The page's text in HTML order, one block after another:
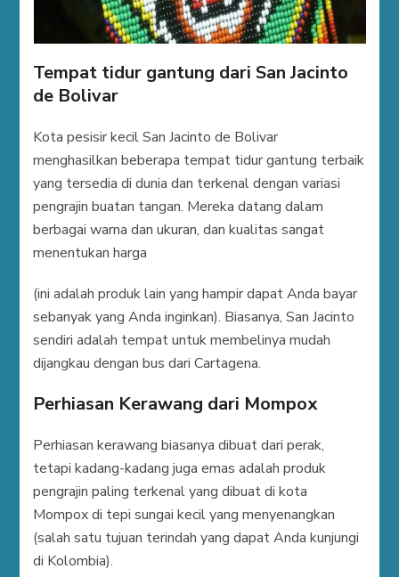
Tempat tidur gantung dari San Jacinto
de Bolivar
Kota pesisir kecil San Jacinto de Bolivar
menghasilkan beberapa tempat tidur gantung terbaik
yang tersedia di dunia dan terkenal dengan variasi
pengrajin buatan tangan. Mereka datang dalam
berbagai warna dan ukuran, dan kualitas sangat
menentukan harga
(ini adalah produk lain yang hampir dapat Anda bayar
sebanyak yang Anda inginkan). Biasanya, San Jacinto
sendiri adalah tempat untuk membelinya mudah
dijangkau dengan bus dari Cartagena.
Perhiasan Kerawang dari Mompox
Perhiasan kerawang biasanya dibuat dari perak,
tetapi kadang-kadang juga emas adalah produk
pengrajin paling terkenal yang dibuat di kota
Mompox di tepi sungai kecil yang menyenangkan
(salah satu tujuan terindah yang dapat Anda kunjungi
di Kolombia).